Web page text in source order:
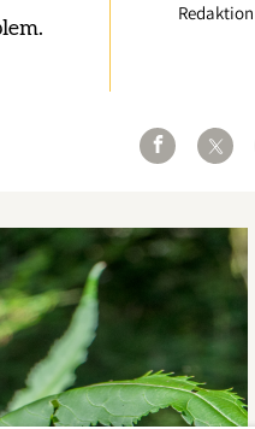
Redaktion